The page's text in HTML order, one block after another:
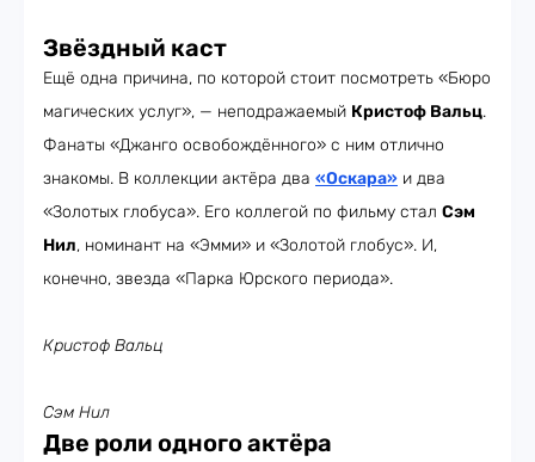
Звёздный каст
Ещё одна причина, по которой стоит посмотреть «Бюро
магических услуг», — неподражаемый Кристоф Вальц.
Фанаты «Джанго освобождённого» с ним отлично
знакомы. В коллекции актёра два «Оскара» и два
«Золотых глобуса». Его коллегой по фильму стал Сэм
Нил, номинант на «Эмми» и «Золотой глобус». И,
конечно, звезда «Парка Юрского периода».
Кристоф Вальц
Сэм Нил
Две роли одного актёра